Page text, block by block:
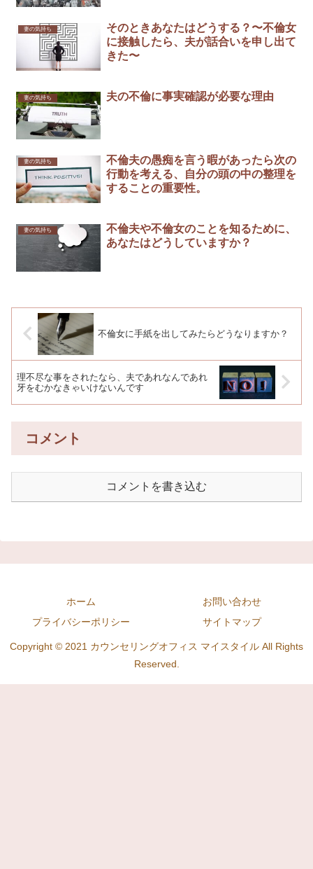
妻の気持ち
そのときあなたはどうする？〜不倫女
に接触したら、夫が話合いを申し出て
きた〜
妻の気持ち 夫の不倫に事実確認が必要な理由
妻の気持ち
不倫夫の愚痴を言う暇があったら次の
行動を考える、自分の頭の中の整理を
することの重要性。
妻の気持ち
不倫夫や不倫女のことを知るために、
あなたはどうしていますか？
不倫女に手紙を出してみたらどうなりますか？
理不尽な事をされたなら、夫であれなんであれ
牙をむかなきゃいけないんです
コメント
コメントを書き込む
ホーム
お問い合わせ
プライバシーポリシー
サイトマップ
Copyright © 2021 カウンセリングオフィス マイスタイル All Rights
Reserved.